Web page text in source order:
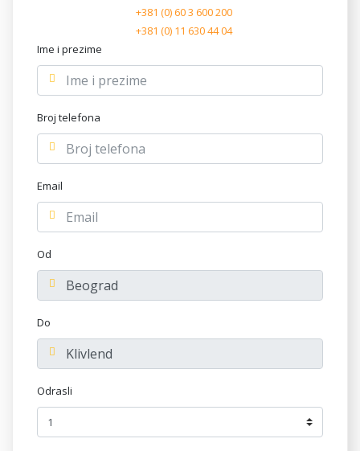
+381 (0) 60 3 600 200
+381 (0) 11 630 44 04
Ime i prezime
Broj telefona
Email
Od
Do
Odrasli